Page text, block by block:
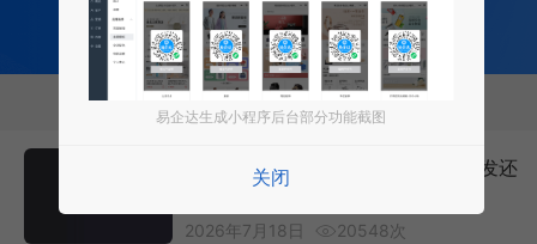
免费试用小程序
相关推荐
预算有限情况下，选择公众号H5开发还
是小程序开发？
2026年7月18日 20548次
易企达生成小程序后台部分功能截图
关闭